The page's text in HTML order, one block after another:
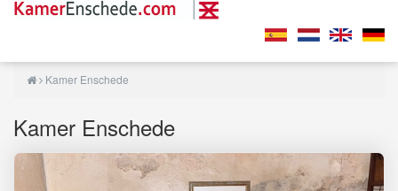
Kamer Enschede
Kamer Enschede